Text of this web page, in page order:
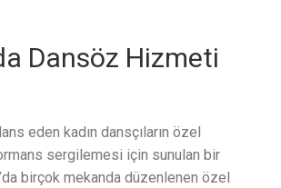
Dansöz Hizmeti
eden kadın dansçıların özel
sergilemesi için sunulan bir
birçok mekanda düzenlenen özel